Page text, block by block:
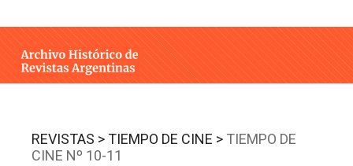
INTEGRANTES
CONTACTO
REVISTAS >TIEMPO DE CINE > TIEMPO DE
CINE Nº 10-11